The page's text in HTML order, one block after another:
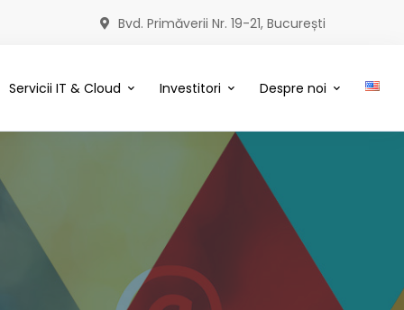
Bvd. Primăverii Nr. 19-21, București
Servicii IT & Cloud Investitori Despre noi